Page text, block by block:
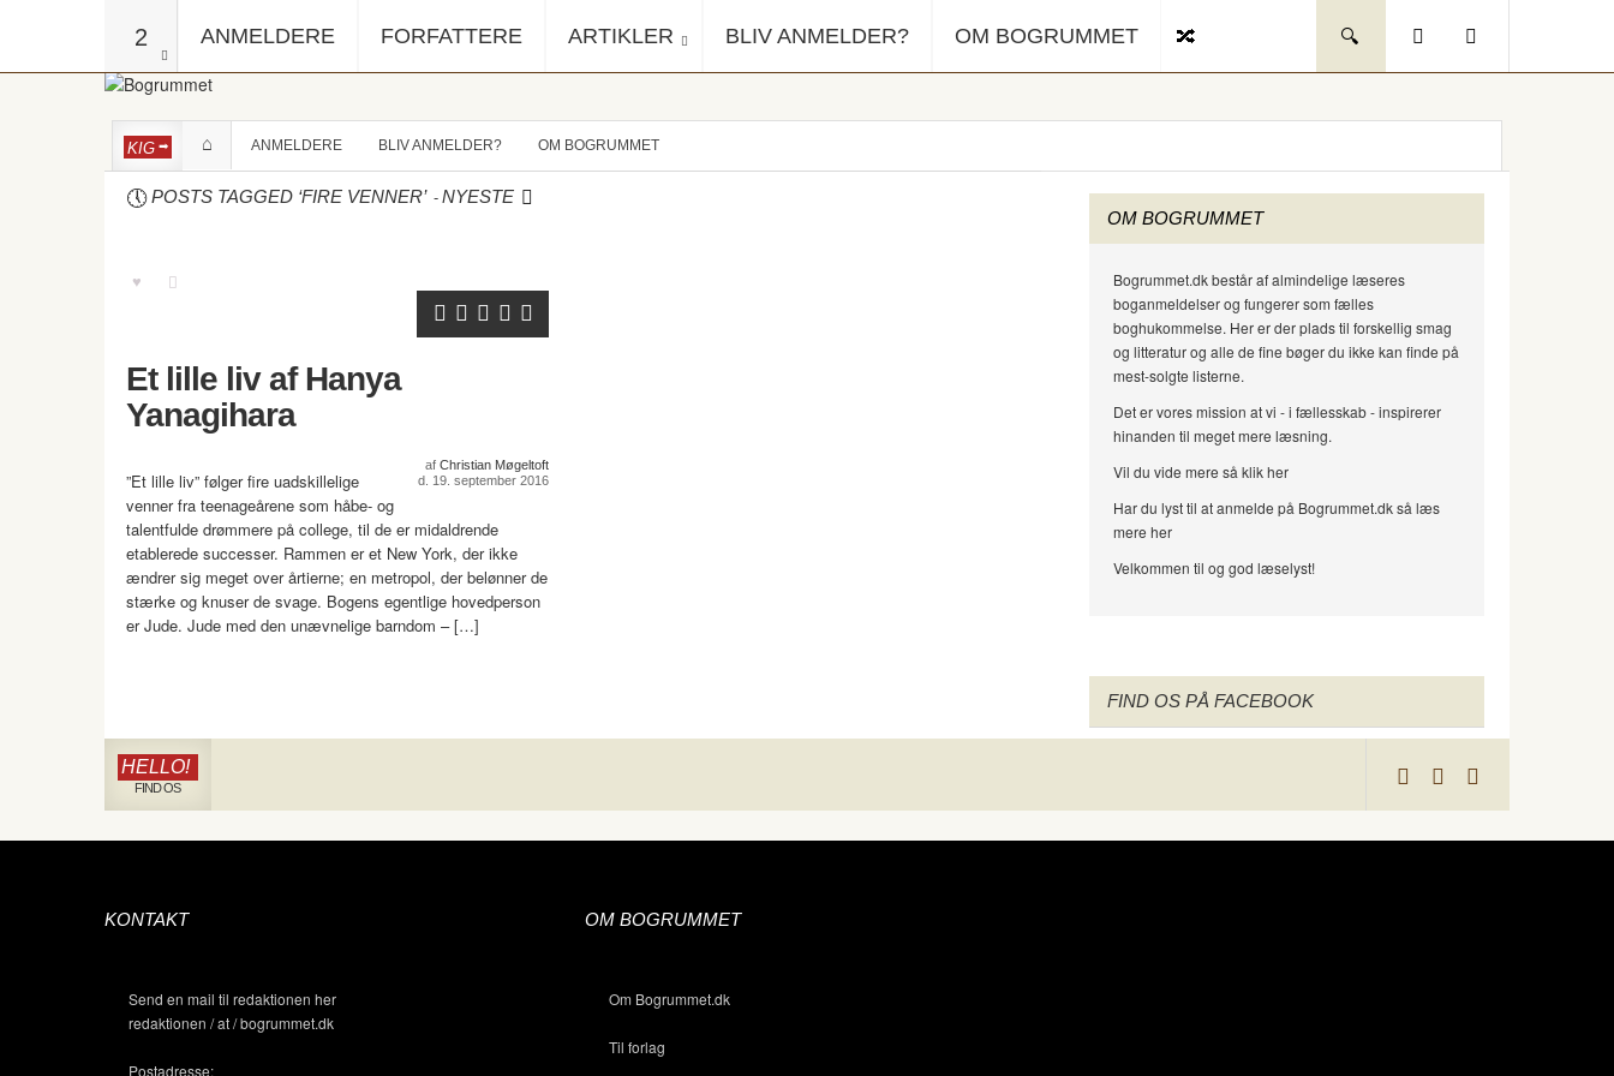
2 ANMELDERE FORFATTERE ARTIKLER BLIV ANMELDER? OM BOGRUMMET
KIG ANMELDERE BLIV ANMELDER? OM BOGRUMMET
POSTS TAGGED ‘FIRE VENNER’ -NYESTE
Et lille liv af Hanya
Yanagihara
af Christian Møgeltoft
d. 19. september 2016
”Et lille liv” følger fire uadskillelige
venner fra teenageårene som håbe- og
talentfulde drømmere på college, til de er midaldrende
etablerede successer. Rammen er et New York, der ikke
ændrer sig meget over årtierne; en metropol, der belønner de
stærke og knuser de svage. Bogens egentlige hovedperson
er Jude. Jude med den unævnelige barndom – […]
OM BOGRUMMET
Bogrummet.dk består af almindelige læseres
boganmeldelser og fungerer som fælles
boghukommelse. Her er der plads til forskellig smag
og litteratur og alle de fine bøger du ikke kan finde på
mest-solgte listerne.
Det er vores mission at vi - i fællesskab - inspirerer
hinanden til meget mere læsning.
Vil du vide mere så klik her
Har du lyst til at anmelde på Bogrummet.dk så læs
mere her
Velkommen til og god læselyst!
FIND OS PÅ FACEBOOK
HELLO!
FIND OS
KONTAKT
Send en mail til redaktionen her
redaktionen / at / bogrummet.dk
Postadresse:
OM BOGRUMMET
Om Bogrummet.dk
Til forlag